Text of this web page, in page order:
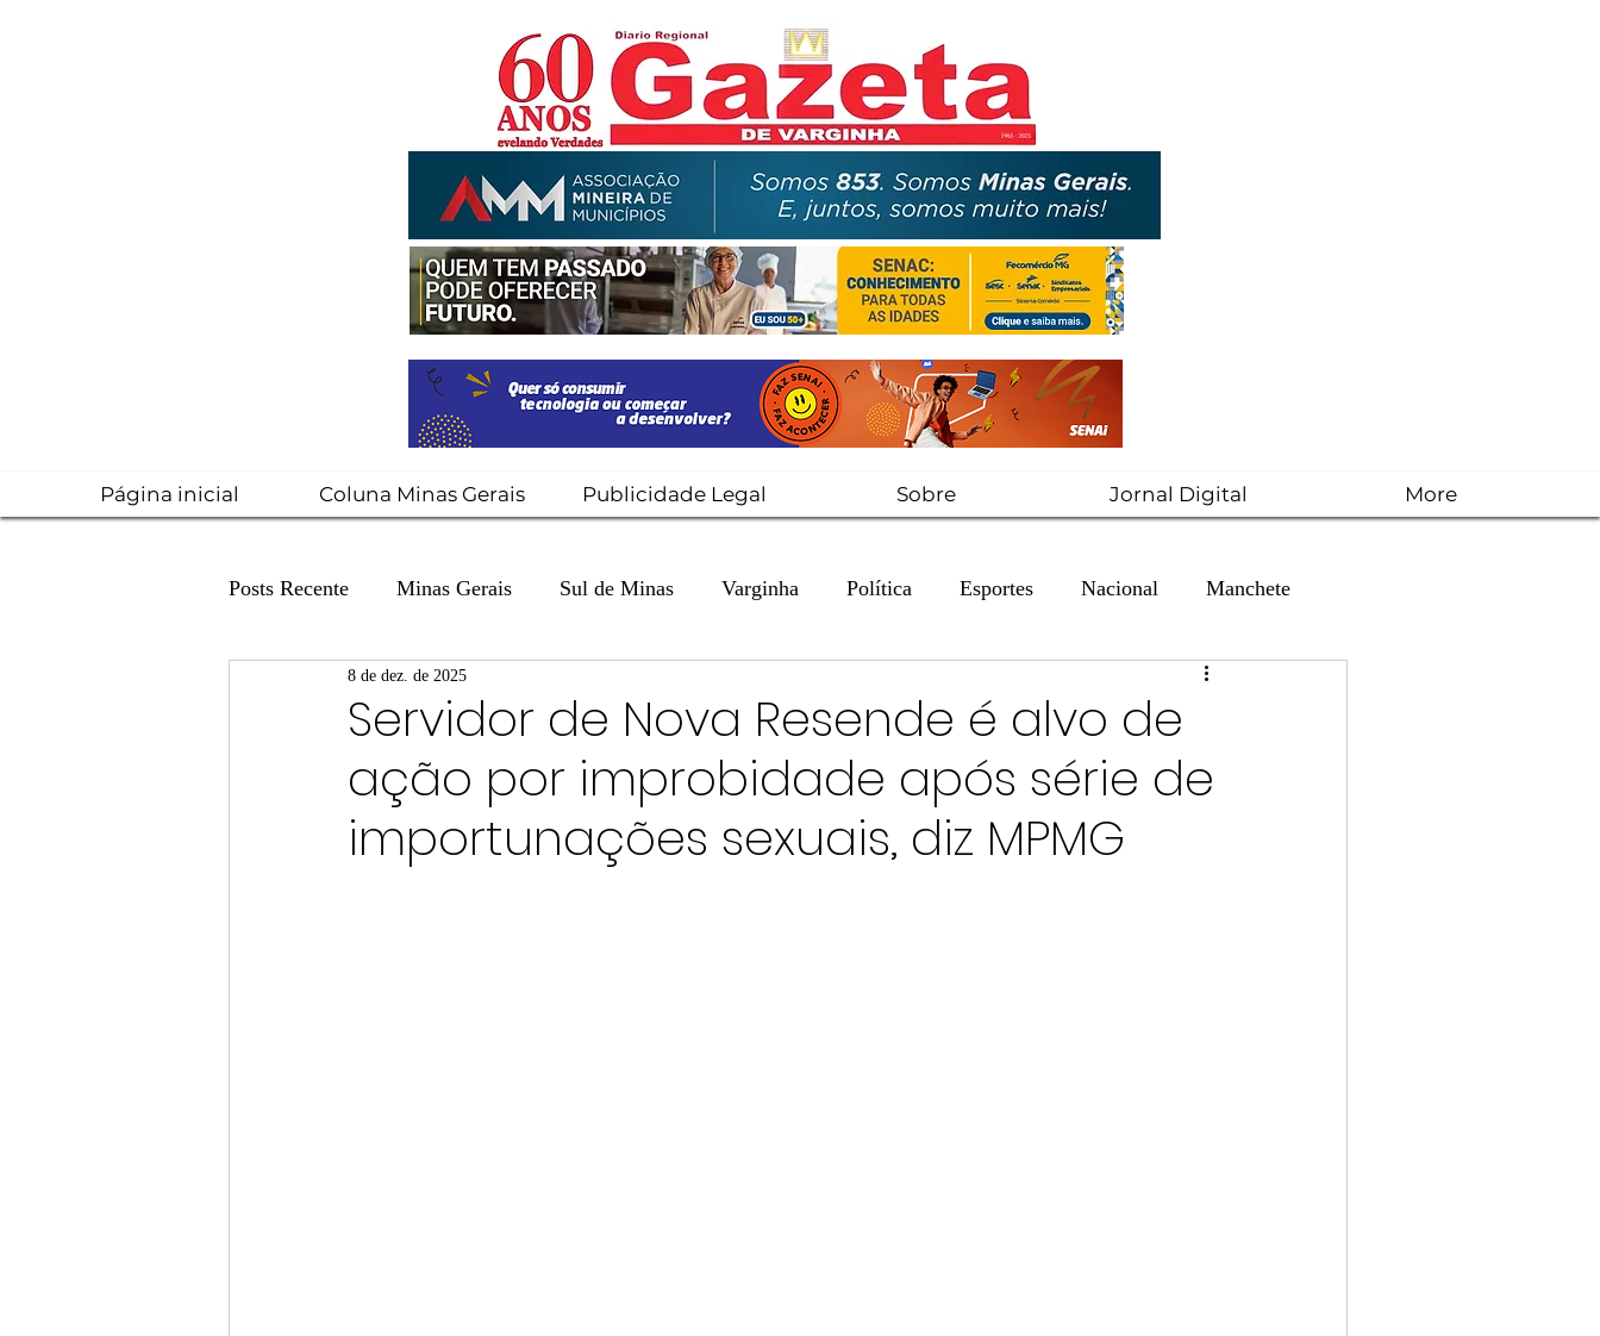
Página inicial Coluna Minas Gerais Publicidade Legal Sobre Jornal Digital More
Posts Recente Minas Gerais Sul de Minas Varginha Política Esportes Nacional Manchete
Coluna Fatos e Versões
Coluna: Agenda 21 Coluna: SindJori Internacional Coluna Jurídica Alerta Digital
Publicidade Legal
Servidor de Nova Resende é alvo de
ação por improbidade após série de
importunações sexuais, diz MPMG
8 de dez. de 2025